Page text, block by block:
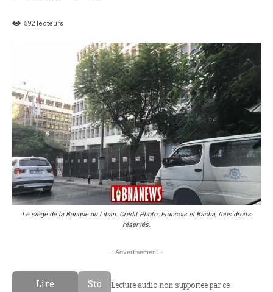
592lecteurs
Le siège de la Banque du Liban. Crédit Photo: Francois el Bacha, tous droits
réservés.
- Advertisement -
Lire
Sto
Lecture audio non supportee par ce